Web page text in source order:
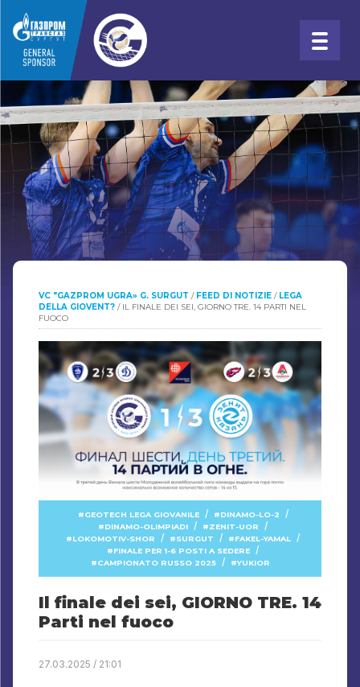
VC "GAZPROM UGRA» G. SURGUT / FEED DI NOTIZIE / LEGA
DELLA GIOVENT? / IL FINALE DEI SEI, GIORNO TRE. 14 PARTI NEL
FUOCO
GEOTECH LEGA GIOVANILE / DINAMO-LO-2 /
DINAMO-OLIMPIADI / ZENIT-UOR /
LOKOMOTIV-SHOR / SURGUT / FAKEL-YAMAL /
FINALE PER 1-6 POSTI A SEDERE /
CAMPIONATO RUSSO 2025 / YUKIOR
Il finale dei sei, GIORNO TRE. 14
Parti nel fuoco
27.03.2025 / 21:01